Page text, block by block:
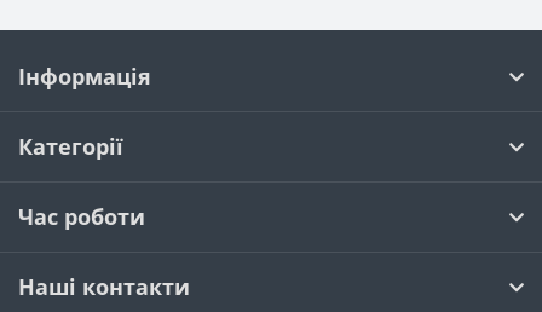
Інформація
Категорії
Час роботи
Наші контакти